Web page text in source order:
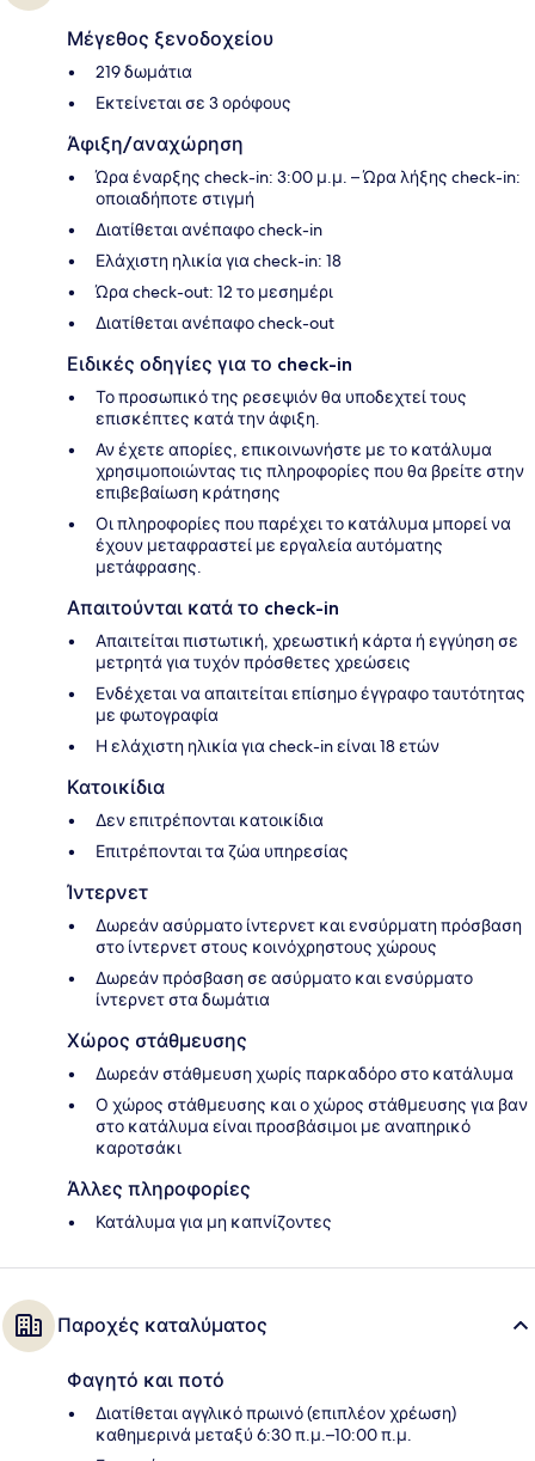
Μέγεθος ξενοδοχείου
219 δωμάτια
Εκτείνεται σε 3 ορόφους
Άφιξη/αναχώρηση
Ώρα έναρξης check-in: 3:00 μ.μ. – Ώρα λήξης check-in:
οποιαδήποτε στιγμή
Διατίθεται ανέπαφο check-in
Ελάχιστη ηλικία για check-in: 18
Ώρα check-out: 12 το μεσημέρι
Διατίθεται ανέπαφο check-out
Ειδικές οδηγίες για το check-in
Το προσωπικό της ρεσεψιόν θα υποδεχτεί τους
επισκέπτες κατά την άφιξη.
Αν έχετε απορίες, επικοινωνήστε με το κατάλυμα
χρησιμοποιώντας τις πληροφορίες που θα βρείτε στην
επιβεβαίωση κράτησης
Οι πληροφορίες που παρέχει το κατάλυμα μπορεί να
έχουν μεταφραστεί με εργαλεία αυτόματης
μετάφρασης.
Απαιτούνται κατά το check-in
Απαιτείται πιστωτική, χρεωστική κάρτα ή εγγύηση σε
μετρητά για τυχόν πρόσθετες χρεώσεις
Ενδέχεται να απαιτείται επίσημο έγγραφο ταυτότητας
με φωτογραφία
Η ελάχιστη ηλικία για check-in είναι 18 ετών
Κατοικίδια
Δεν επιτρέπονται κατοικίδια
Επιτρέπονται τα ζώα υπηρεσίας
Ίντερνετ
Δωρεάν ασύρματο ίντερνετ και ενσύρματη πρόσβαση
στο ίντερνετ στους κοινόχρηστους χώρους
Δωρεάν πρόσβαση σε ασύρματο και ενσύρματο
ίντερνετ στα δωμάτια
Χώρος στάθμευσης
Δωρεάν στάθμευση χωρίς παρκαδόρο στο κατάλυμα
Ο χώρος στάθμευσης και ο χώρος στάθμευσης για βαν
στο κατάλυμα είναι προσβάσιμοι με αναπηρικό
καροτσάκι
Άλλες πληροφορίες
Κατάλυμα για μη καπνίζοντες
Παροχές καταλύματος
Φαγητό και ποτό
Διατίθεται αγγλικό πρωινό (επιπλέον χρέωση)
καθημερινά μεταξύ 6:30 π.μ.–10:00 π.μ.